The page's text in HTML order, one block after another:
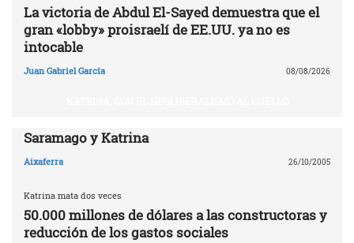
La victoria de Abdul El-Sayed demuestra que el
gran «lobby» proisraelí de EE.UU. ya no es
intocable
Juan Gabriel García 08/08/2026
Saramago y Katrina
Aixaferra 26/10/2005
Katrina mata dos veces
50.000 millones de dólares a las constructoras y
reducción de los gastos sociales